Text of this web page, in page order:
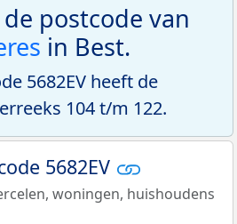
de postcode van
in Best.
5682EV heeft de
104 t/m 122.
5682EV
woningen, huishoudens